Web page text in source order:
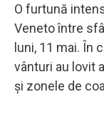
O furtună
Veneto între
luni, 11 mai. În
vânturi au lovit
și zonele de